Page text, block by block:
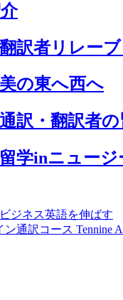
訳者リレー
の東へ西へ
訳・翻訳者
学inニュージ